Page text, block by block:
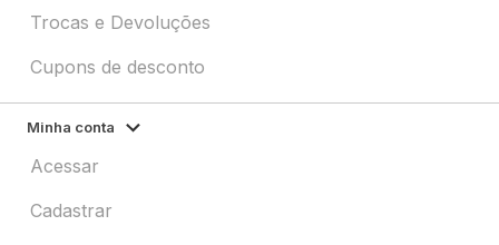
Trocas e Devoluções
Cupons de desconto
Minha conta
Acessar
Cadastrar